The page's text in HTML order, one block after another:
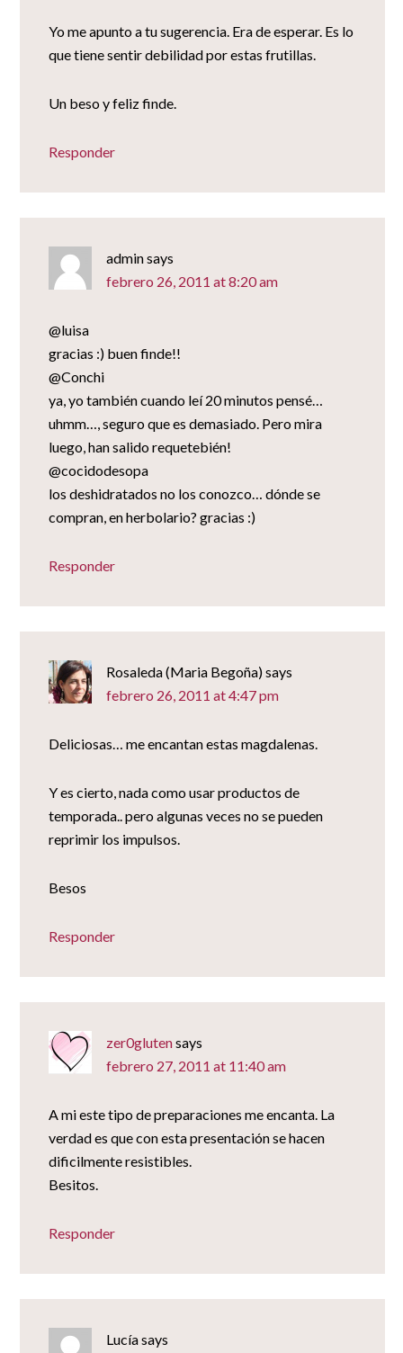
Yo me apunto a tu sugerencia. Era de esperar. Es lo
que tiene sentir debilidad por estas frutillas.
Un beso y feliz finde.
Responder
adminsays
febrero 26, 2011 at 8:20 am
@luisa
gracias :) buen finde!!
@Conchi
ya, yo también cuando leí 20 minutos pensé…
uhmm…, seguro que es demasiado. Pero mira
luego, han salido requetebién!
@cocidodesopa
los deshidratados no los conozco… dónde se
compran, en herbolario? gracias :)
Responder
Rosaleda (Maria Begoña)says
febrero 26, 2011 at 4:47 pm
Deliciosas… me encantan estas magdalenas.
Y es cierto, nada como usar productos de
temporada.. pero algunas veces no se pueden
reprimir los impulsos.
Besos
Responder
zer0glutensays
febrero 27, 2011 at 11:40 am
A mi este tipo de preparaciones me encanta. La
verdad es que con esta presentación se hacen
dificilmente resistibles.
Besitos.
Responder
Lucíasays